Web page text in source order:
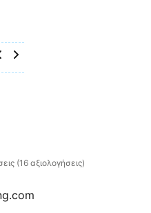
(16 αξιολογήσεις)